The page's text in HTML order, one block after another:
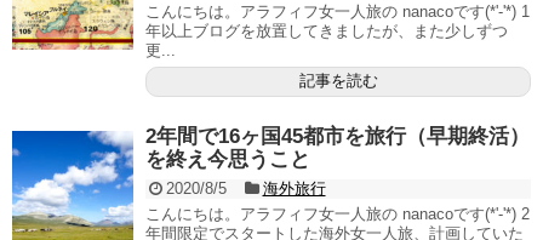
こんにちは。アラフィフ女一人旅の nanacoです(*'-'*) 1
年以上ブログを放置してきましたが、また少しずつ
更...
記事を読む
2年間で16ヶ国45都市を旅行（早期終活）
を終え今思うこと
2020/8/5
海外旅行
こんにちは。アラフィフ女一人旅の nanacoです(*'-'*) 2
年間限定でスタートした海外女一人旅、計画していた